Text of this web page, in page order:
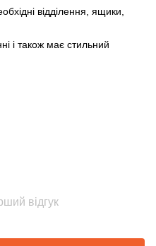
відділення, ящики,
і також має стильний
відгук